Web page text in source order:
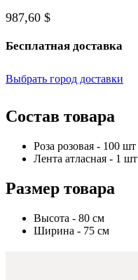
987,60 $
Бесплатная доставка
Выбрать город доставки
Состав товара
Роза розовая - 100 шт
Лента атласная - 1 шт
Размер товара
Высота - 80 см
Ширина - 75 см